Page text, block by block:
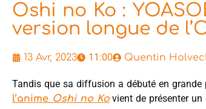
Oshi no Ko :
version longue de
13 Avr, 2023 11:00 Quentin
Tandis que sa diffusion a débuté en
l’anime Oshi no Kovient de présenter un